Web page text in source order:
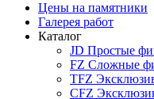
Цены на памятники
Галерея работ
Каталог
JD Простые
FZ Сложные
TFZ
CFZ